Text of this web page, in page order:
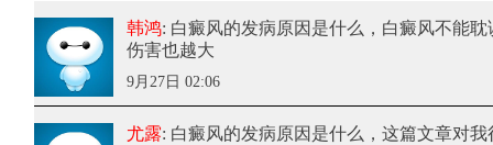
韩鸿: 白癜风的发病原因是什么 ，白癜风不能
伤害也越大
9月27日 02:06
尤露: 白癜风的发病原因是什么 ，这篇文章对